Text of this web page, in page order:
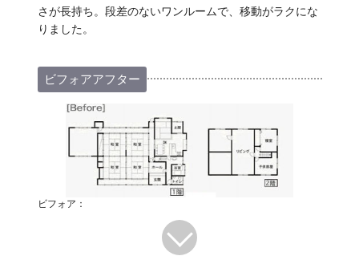
さが長持ち。段差のないワンルームで、移動がラクにな
りました。
ビフォアアフター
ビフォア：